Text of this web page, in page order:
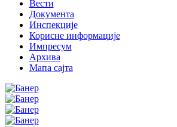
Вести
Документа
Инспекције
Корисне информације
Импресум
Архива
Мапа сајта